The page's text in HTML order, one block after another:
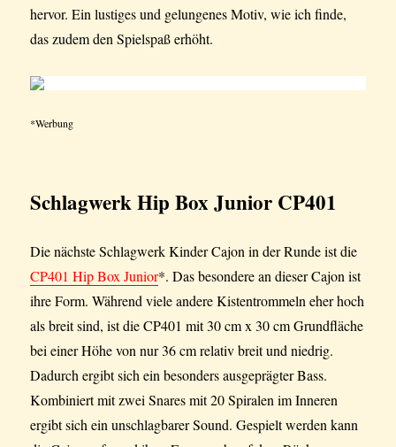
hervor. Ein lustiges und gelungenes Motiv, wie ich finde,
das zudem den Spielspaß erhöht.
*Werbung
Schlagwerk Hip Box Junior CP401
Die nächste Schlagwerk Kinder Cajon in der Runde ist die
CP401 Hip Box Junior*. Das besondere an dieser Cajon ist
ihre Form. Während viele andere Kistentrommeln eher hoch
als breit sind, ist die CP401 mit 30 cm x 30 cm Grundfläche
bei einer Höhe von nur 36 cm relativ breit und niedrig.
Dadurch ergibt sich ein besonders ausgeprägter Bass.
Kombiniert mit zwei Snares mit 20 Spiralen im Inneren
ergibt sich ein unschlagbarer Sound. Gespielt werden kann